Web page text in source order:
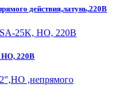
действия,латунь,220В
НО, 220В